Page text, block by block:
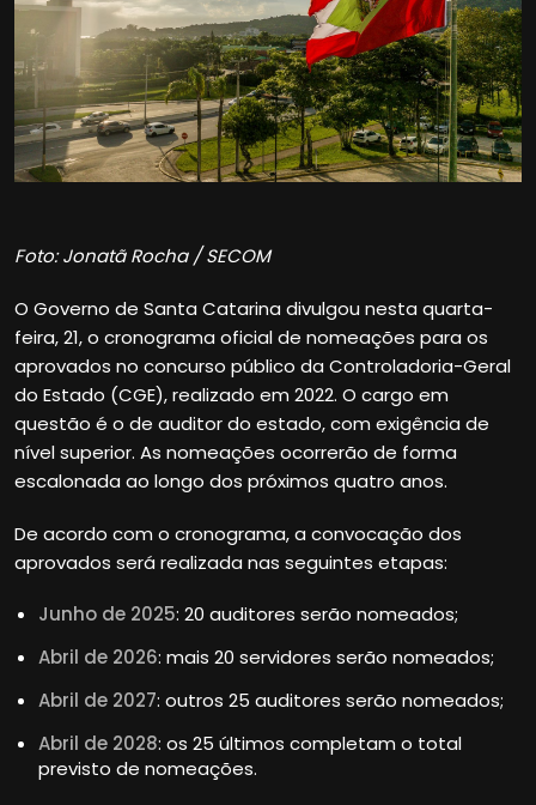
Foto: Jonatã Rocha / SECOM
O Governo de Santa Catarina divulgou nesta quarta-
feira, 21, o cronograma oficial de nomeações para os
aprovados no concurso público da Controladoria-Geral
do Estado (CGE), realizado em 2022. O cargo em
questão é o de auditor do estado, com exigência de
nível superior. As nomeações ocorrerão de forma
escalonada ao longo dos próximos quatro anos.
De acordo com o cronograma, a convocação dos
aprovados será realizada nas seguintes etapas:
Junho de 2025: 20 auditores serão nomeados;
Abril de 2026: mais 20 servidores serão nomeados;
Abril de 2027: outros 25 auditores serão nomeados;
Abril de 2028: os 25 últimos completam o total
previsto de nomeações.